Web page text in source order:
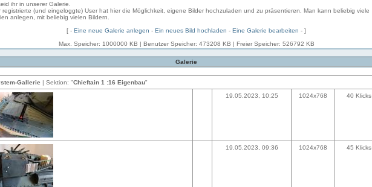
ihr in unserer Galerie.
registrierte (und eingeloggte) User hat hier die Möglichkeit, eigene Bilder hochzuladen und zu präsentieren. Man kann beliebig viele
anlegen, mit beliebig vielen Bildern.
[ - Eine neue Galerie anlegen - Ein neues Bild hochladen - Eine Galerie bearbeiten - ]
Max. Speicher: 1000000 KB | Benutzer Speicher: 473208 KB | Freier Speicher: 526792 KB
Galerie
Gallerie | Sektion: "Chieftain 1 :16 Eigenbau"
19.05.2023, 10:25
1024x768 40 Klicks
19.05.2023, 09:36 1024x768 45 Klicks